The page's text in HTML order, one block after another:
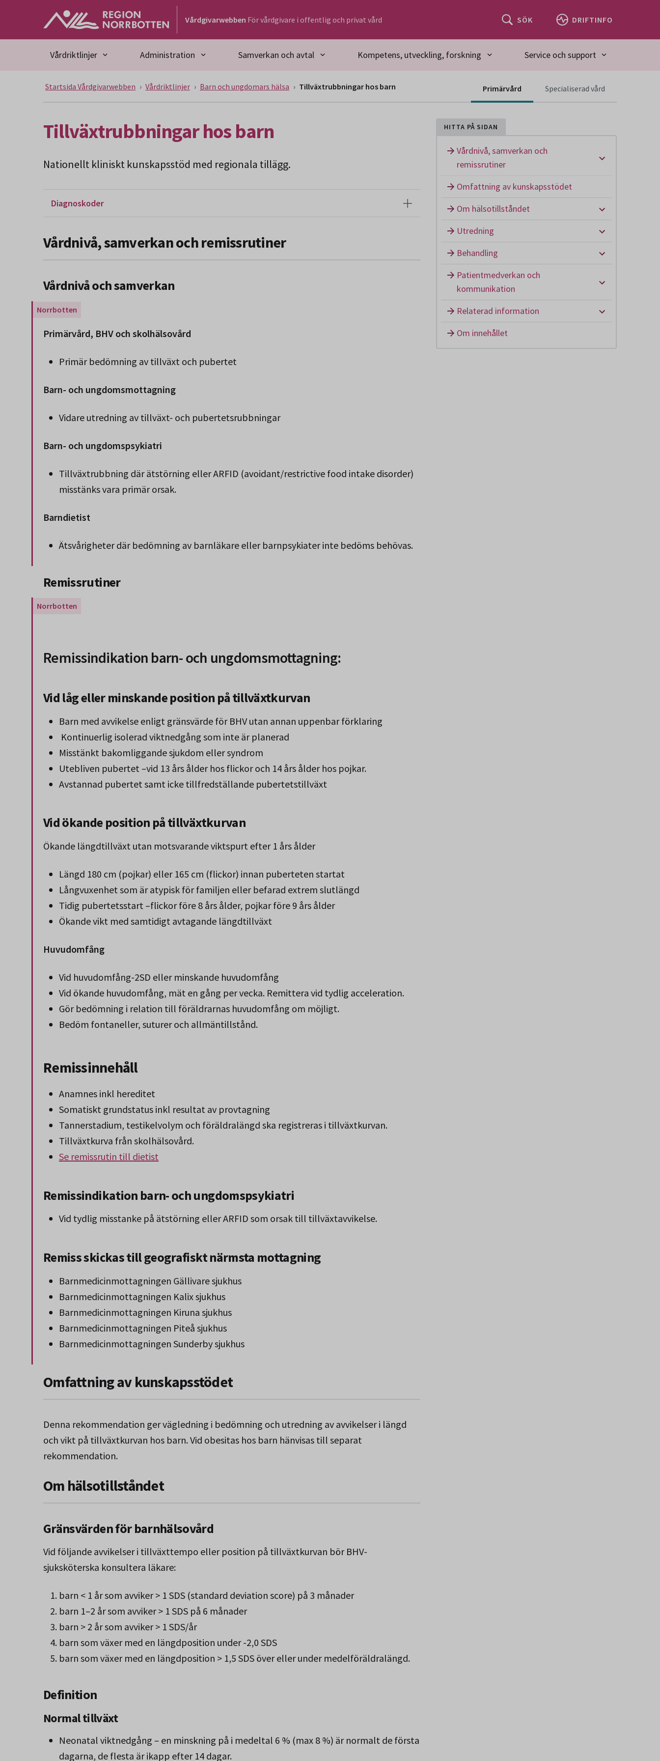
Gå till huvudmeny
Gå till övergripande innehåll
Vårdgivarwebben För vårdgivare i offentlig och privat vård SÖK DRIFTINFO
Vårdriktlinjer Administration Samverkan och avtal Kompetens, utveckling, forskning Service och support
Startsida Vårdgivarwebben Vårdriktlinjer Barn och ungdomars hälsa Tillväxtrubbningar hos barn Primärvård Specialiserad vård
HITTA PÅ SIDAN
Vårdnivå, samverkan och
remissrutiner
Omfattning av kunskapsstödet
Om hälsotillståndet
Utredning
Behandling
Patientmedverkan och
kommunikation
Relaterad information
Om innehållet
Tillväxtrubbningar hos barn
Nationellt kliniskt kunskapsstöd med regionala tillägg.
Diagnoskoder
Vårdnivå, samverkan och remissrutiner
Vårdnivå och samverkan
Gäller endast för Region Norrbotten.
Primärvård, BHV och skolhälsovård
Primär bedömning av tillväxt och pubertet
Barn- och ungdomsmottagning
Vidare utredning av tillväxt- och pubertetsrubbningar
Barn- och ungdomspsykiatri
Tillväxtrubbning där ätstörning eller ARFID (avoidant/restrictive food intake disorder)
misstänks vara primär orsak.
Barndietist
Ätsvårigheter där bedömning av barnläkare eller barnpsykiater inte bedöms behövas.
Remissrutiner
Remissindikation barn- och ungdomsmottagning:
Vid låg eller minskande position på tillväxtkurvan
Barn med avvikelse enligt gränsvärde för BHV utan annan uppenbar förklaring
Kontinuerlig isolerad viktnedgång som inte är planerad
Misstänkt bakomliggande sjukdom eller syndrom
Utebliven pubertet –vid 13 års ålder hos flickor och 14 års ålder hos pojkar.
Avstannad pubertet samt icke tillfredställande pubertetstillväxt
Vid ökande position på tillväxtkurvan
Ökande längdtillväxt utan motsvarande viktspurt efter 1 års ålder
Längd 180 cm (pojkar) eller 165 cm (flickor) innan puberteten startat
Långvuxenhet som är atypisk för familjen eller befarad extrem slutlängd
Tidig pubertetsstart –flickor före 8 års ålder, pojkar före 9 års ålder
Ökande vikt med samtidigt avtagande längdtillväxt
Huvudomfång
Vid huvudomfång-2SD eller minskande huvudomfång
Vid ökande huvudomfång, mät en gång per vecka. Remittera vid tydlig acceleration.
Gör bedömning i relation till föräldrarnas huvudomfång om möjligt.
Bedöm fontaneller, suturer och allmäntillstånd.
Remissinnehåll
Anamnes inkl hereditet
Somatiskt grundstatus inkl resultat av provtagning
Tannerstadium, testikelvolym och föräldralängd ska registreras i tillväxtkurvan.
Tillväxtkurva från skolhälsovård.
Se remissrutin till dietist
Remissindikation barn- och ungdomspsykiatri
Vid tydlig misstanke på ätstörning eller ARFID som orsak till tillväxtavvikelse.
Remiss skickas till geografiskt närmsta mottagning
Barnmedicinmottagningen Gällivare sjukhus
Barnmedicinmottagningen Kalix sjukhus
Barnmedicinmottagningen Kiruna sjukhus
Barnmedicinmottagningen Piteå sjukhus
Barnmedicinmottagningen Sunderby sjukhus
Omfattning av kunskapsstödet
Denna rekommendation ger vägledning i bedömning och utredning av avvikelser i längd
och vikt på tillväxtkurvan hos barn. Vid obesitas hos barn hänvisas till separat
rekommendation.
Om hälsotillståndet
Gränsvärden för barnhälsovård
Vid följande avvikelser i tillväxttempo eller position på tillväxtkurvan bör BHV-
sjuksköterska konsultera läkare:
barn < 1 år som avviker > 1 SDS (standard deviation score) på 3 månader
barn 1–2 år som avviker > 1 SDS på 6 månader
barn > 2 år som avviker > 1 SDS/år
barn som växer med en längdposition under -2,0 SDS
barn som växer med en längdposition > 1,5 SDS över eller under medelföräldralängd.
Definition
Normal tillväxt
Neonatal viktnedgång – en minskning på i medeltal 6 % (max 8 %) är normalt de första
dagarna, de flesta är ikapp efter 14 dagar.